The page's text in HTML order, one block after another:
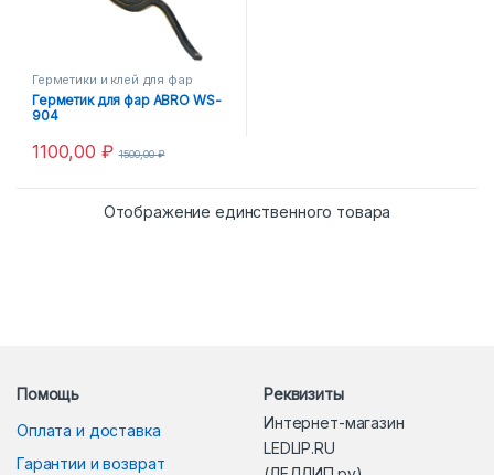
Герметики и клей для фар
Герметик для фар ABRO WS-
904
1100,00 ₽ 1500,00₽
Отображение единственного товара
Помощь
Оплата и доставка
Гарантии и возврат
Реквизиты
Интернет-магазин
LEDLIP.RU